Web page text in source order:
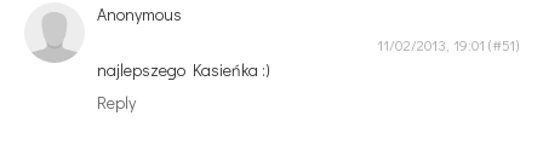
Anonymous
11/02/2013, 19:01
najlepszego Kasieńka :)
Reply